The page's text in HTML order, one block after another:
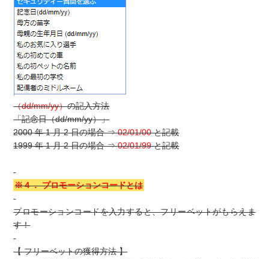
（dd/mm/yy）の記入方法
「記念日（dd/mm/yy）」
2000 年 1 月 2 日の場合 ⇒02/01/00と記載
1999 年 1 月 2 日の場合 ⇒02/01/99と記載
※４． プロモーションコードとは
プロモーションコードを入力すると、フリーベットがもらえま
す！
【 フリーベットの獲得方法 】